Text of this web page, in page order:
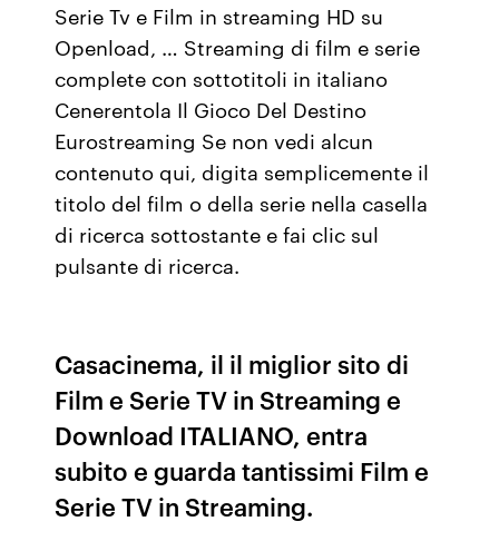
Serie Tv e Film in streaming HD su
Openload, … Streaming di film e serie
complete con sottotitoli in italiano
Cenerentola Il Gioco Del Destino
Eurostreaming Se non vedi alcun
contenuto qui, digita semplicemente il
titolo del film o della serie nella casella
di ricerca sottostante e fai clic sul
pulsante di ricerca.
Casacinema, il il miglior sito di
Film e Serie TV in Streaming e
Download ITALIANO, entra
subito e guarda tantissimi Film e
Serie TV in Streaming.